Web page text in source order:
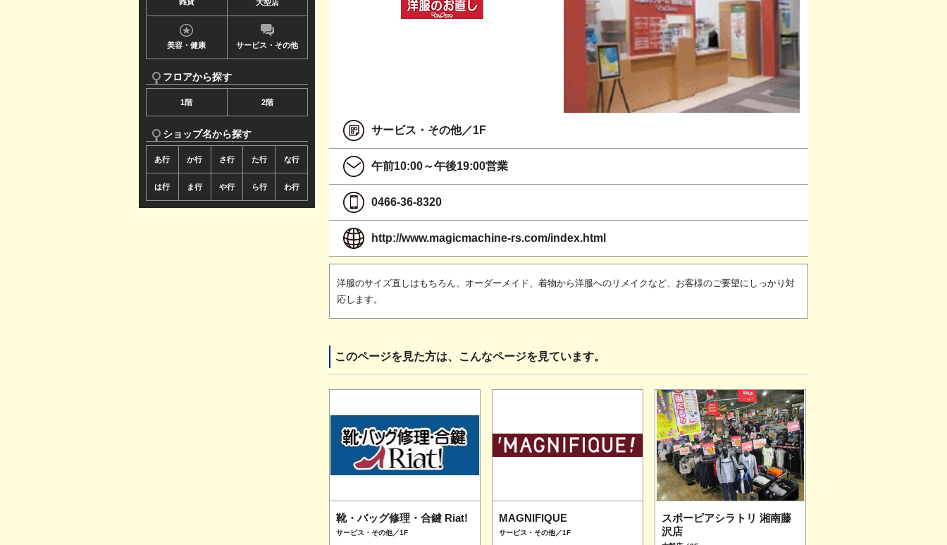
ー
す
大型店
美容・健康 サービス・その他
フロアから探す
1階 2階
ショップ名から探す
あ行 か行 さ行 た行 な行
は行 ま行 や行 ら行 わ行
サービス・その他／1F
午前10:00～午後19:00営業
0466-36-8320
http://www.magicmachine-rs.com/index.html
洋服のサイズ直しはもちろん、オーダーメイド、着物から洋服へのリメイクなど、お客様のご要望にしっかり対
応します。
このページを見た方は、こんなページを見ています。
靴・バッグ修理・合鍵 Riat!
サービス・その他／1F
MAGNIFIQUE
サービス・その他／1F
スポーピアシラトリ 湘南藤
沢店